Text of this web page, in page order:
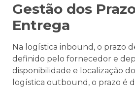
Gestão dos
Entrega
Na logística inbound, o prazo
definido pelo fornecedor e
disponibilidade e localização
logística outbound, o prazo é